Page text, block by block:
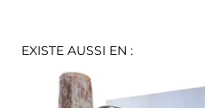
EXISTE AUSSI EN :